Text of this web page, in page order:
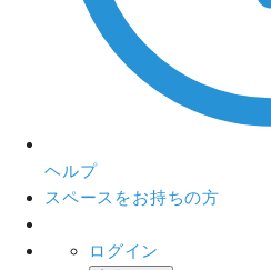
ヘルプ
スペースをお持ちの方
ログイン